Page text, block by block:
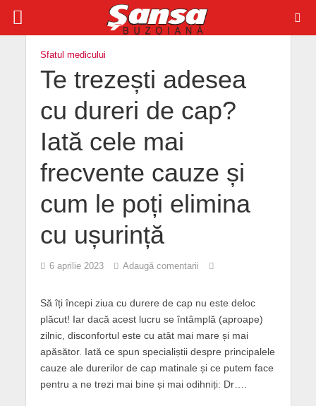
Sfatul medicului
Te trezești adesea
cu dureri de cap?
Iată cele mai
frecvente cauze și
cum le poți elimina
cu ușurință
6 aprilie 2023 Adaugă comentarii
Să îți începi ziua cu durere de cap nu este deloc
plăcut! Iar dacă acest lucru se întâmplă (aproape)
zilnic, disconfortul este cu atât mai mare și mai
apăsător. Iată ce spun specialiștii despre principalele
cauze ale durerilor de cap matinale și ce putem face
pentru a ne trezi mai bine și mai odihniți: Dr….